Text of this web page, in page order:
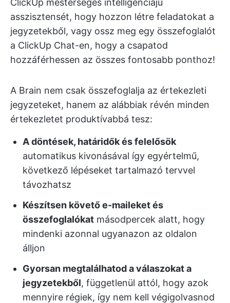
asszisztensét, hogy hozzon létre feladatokat a
jegyzetekből, vagy ossz meg egy összefoglalót
a ClickUp Chat-en, hogy a csapatod
hozzáférhessen az összes fontosabb ponthoz!
A Brain nem csak összefoglalja az értekezleti
jegyzeteket, hanem az alábbiak révén minden
értekezletet produktívabbá tesz:
A döntések, határidők és felelősök
automatikus kivonásával így egyértelmű,
következő lépéseket tartalmazó tervvel
távozhatsz
Készítsen követő e-maileket és
összefoglalókat másodpercek alatt, hogy
mindenki azonnal ugyanazon az oldalon
álljon
Gyorsan megtalálhatod a válaszokat a
jegyzetekből, függetlenül attól, hogy azok
mennyire régiek, így nem kell végigolvasnod